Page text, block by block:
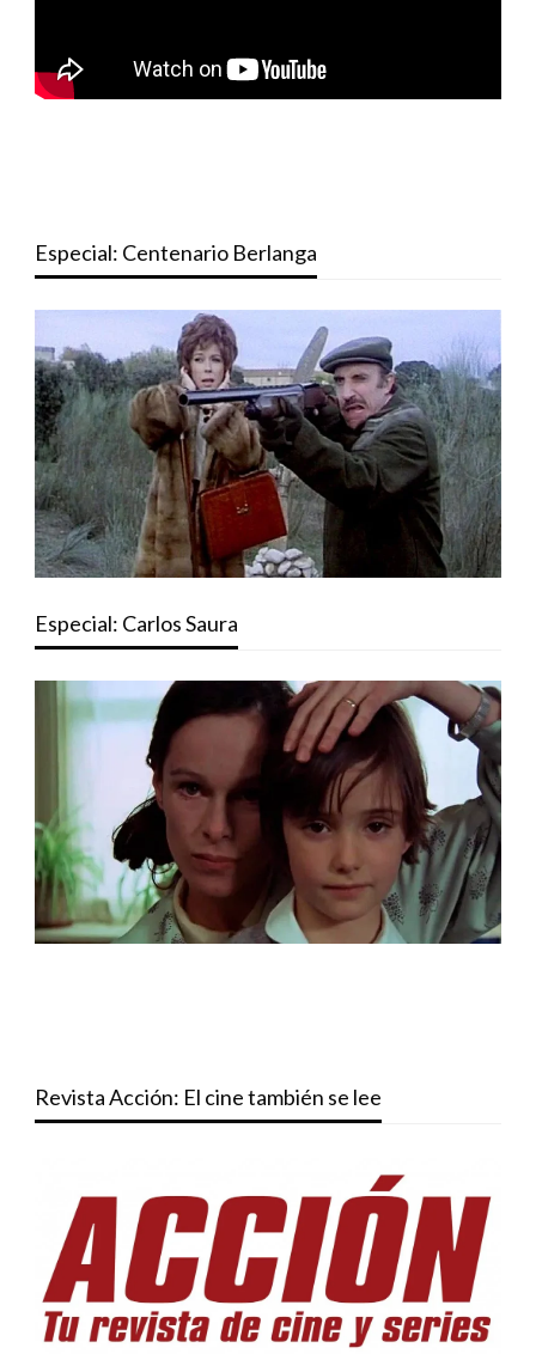
Especial: Centenario Berlanga
Especial: Carlos Saura
Revista Acción: El cine también se lee